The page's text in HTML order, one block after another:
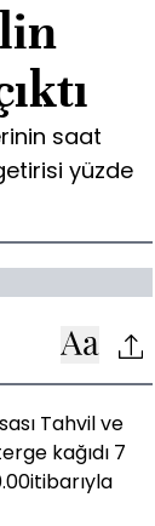
saat
yüzde
Tahvil ve
kağıdı 7